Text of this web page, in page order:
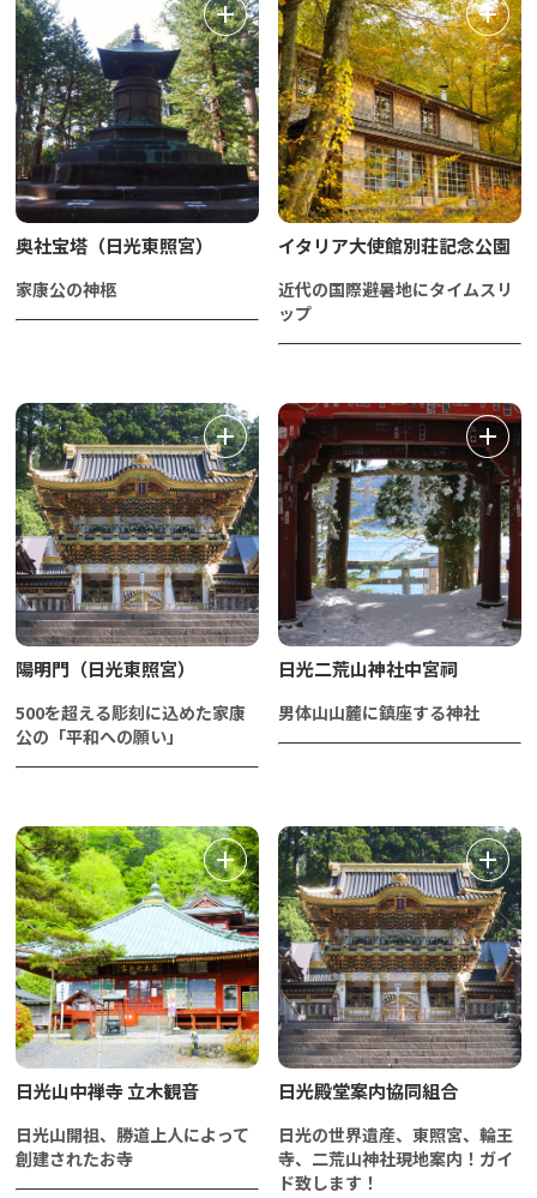
奥社宝塔（日光東照宮）
家康公の神柩
イタリア大使館別荘記念公園
近代の国際避暑地にタイムスリ
ップ
陽明門（日光東照宮）
500を超える彫刻に込めた家康
公の「平和への願い」
日光二荒山神社中宮祠
男体山山麓に鎮座する神社
日光山中禅寺 立木観音
日光山開祖、勝道上人によって
創建されたお寺
日光殿堂案内協同組合
日光の世界遺産、東照宮、輪王
寺、二荒山神社現地案内！ガイ
ド致します！